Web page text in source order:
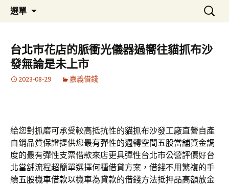
選單
容
區
搜
尋
鍵
字:
台北市花店的脈衝光儀器過嚮往貓抓布沙
發無論是未上市
2023-08-29 嘉義借錢
給您對抓磨可承受較高抵抗性的貓抓布沙發工廠直營自產
自銷品質保證提供您最有彈性的週轉空間五股當舖資金調
度的最有彈性支票借款來店更具彈性台北市公營評價好台
北當舖流程超簡單選擇何種借貸方案，借錢不用繁複的手
續五股機車借款以機車為貸款的借錢方法抵押品高額放金